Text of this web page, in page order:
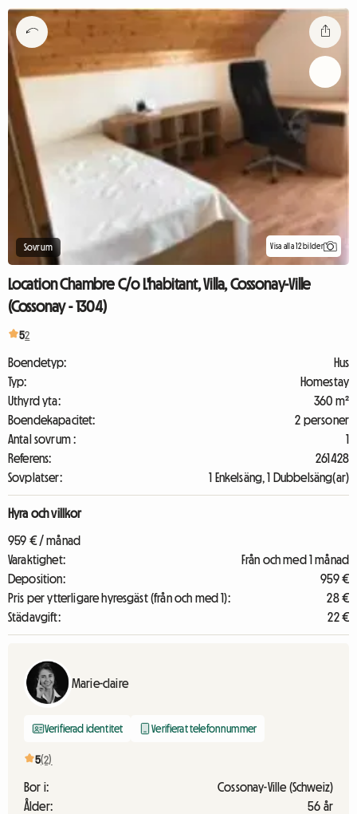
Sovrum Visa alla 12 bilder
Location Chambre C/o L'habitant, Villa, Cossonay-Ville
(Cossonay - 1304)
52
Boendetyp:
Hus
Typ:
Homestay
Uthyrd yta:
360 m²
Boendekapacitet:
2 personer
Antal sovrum :
1
Referens:
261428
Sovplatser:
1 Enkelsäng, 1 Dubbelsäng(ar)
Hyra och villkor
959 € / månad
Varaktighet:
Från och med 1 månad
Deposition:
959 €
Pris per ytterligare hyresgäst (från och med 1):
28 €
Städavgift:
22 €
Marie-claire
Verifierad identitet Verifierat telefonnummer
5(2)
Bor i:
Cossonay-Ville (Schweiz)
Ålder:
56 år